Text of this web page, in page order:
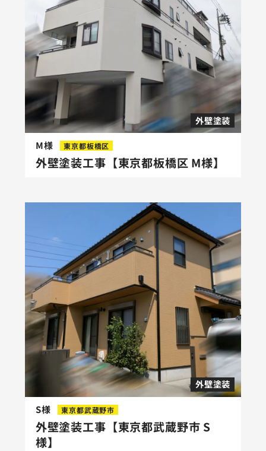
外壁塗装
M様 東京都板橋区
外壁塗装工事【東京都板橋区 M様】
外壁塗装
S様 東京都武蔵野市
外壁塗装工事【東京都武蔵野市 S
様】